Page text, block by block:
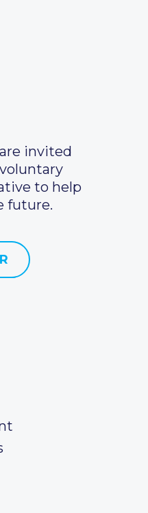
invited
to help
future.